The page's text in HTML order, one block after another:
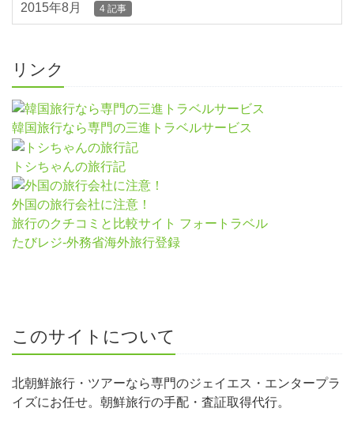
2015年8月 4 記事
リンク
韓国旅行なら専門の三進トラベルサービス
トシちゃんの旅行記
外国の旅行会社に注意！
旅行のクチコミと比較サイト フォートラベル
たびレジ-外務省海外旅行登録
このサイトについて
北朝鮮旅行・ツアーなら専門のジェイエス・エンタープラ
イズにお任せ。朝鮮旅行の手配・査証取得代行。